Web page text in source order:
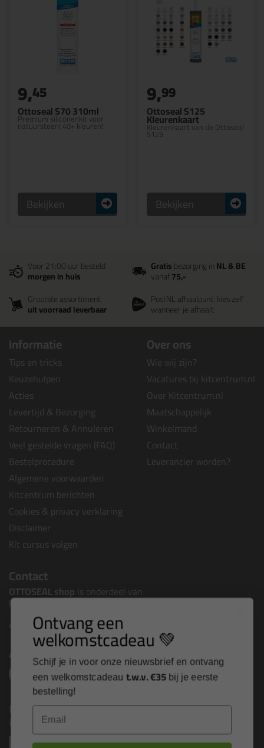
Ottoseal S70 310ml
Premium siliconenkit voor
natuursteen! 40+ kleuren!
9,45
Bekijken
Ottoseal S125
Kleurenkaart
Kleurenkaart van de Ottoseal
S125
9,99
Bekijken
Voor 21:00 uur besteld
morgen in huis
Gratisbezorging inNL & BE
vanaf75,-
Grootste assortiment
uit voorraad leverbaar
PostNL afhaalpunt: kies zelf
wanneer je afhaalt
Informatie
Tips en tricks
Keuzehulpen
Acties
Levertijd & Bezorging
Retourneren & Annuleren
Veel gestelde vragen (FAQ)
Bestelprocedure
Algemene voorwaarden
Kitcentrum berichten
Cookies & privacy verklaring
Disclaimer
Kit cursus volgen
Over ons
Wie wij zijn?
Vacatures bij kitcentrum.nl
Over Kitcentrum.nl
Maatschappelijk
Winkelmand
Contact
Leverancier worden?
Contact
OTTOSEAL shop is onderdeel van
Kitcentrum B.V.
Alle contactgegevens >
Altijd op de hoogte blijven?
Nieuws, tips en exclusieve deals rechtstreeks in je
inbox
Ontvang een
welkomstcadeau 💚
Schijf je in voor onze nieuwsbrief en ontvang
een welkomstcadeau t.w.v. €35 bij je eerste
bestelling!